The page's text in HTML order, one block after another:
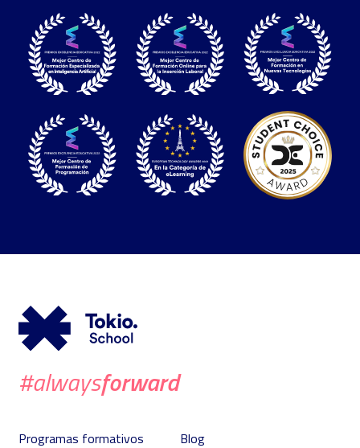
#alwaysforward
Programas formativos
Blog